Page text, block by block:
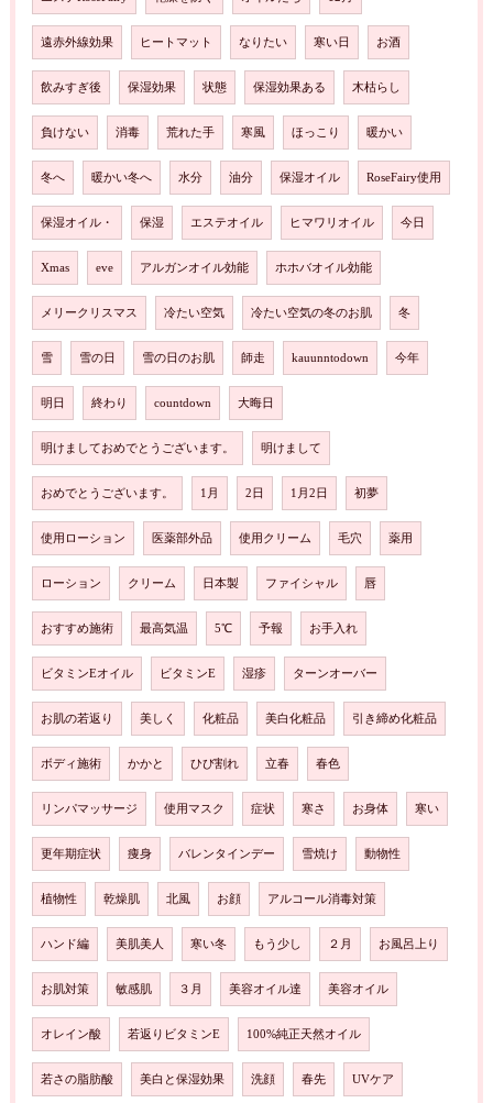
遠赤外線効果 ヒートマット なりたい 寒い日 お酒
飲みすぎ後 保湿効果 状態 保湿効果ある 木枯らし
負けない 消毒 荒れた手 寒風 ほっこり 暖かい
冬へ 暖かい冬へ 水分 油分 保湿オイル RoseFairy使用
保湿オイル・ 保湿 エステオイル ヒマワリオイル 今日
Xmas eve アルガンオイル効能 ホホバオイル効能
メリークリスマス 冷たい空気 冷たい空気の冬のお肌 冬
雪 雪の日 雪の日のお肌 師走 kauunntodown 今年
明日 終わり countdown 大晦日
明けましておめでとうございます。 明けまして
おめでとうございます。 1月 2日 1月2日 初夢
使用ローション 医薬部外品 使用クリーム 毛穴 薬用
ローション クリーム 日本製 ファイシャル 唇
おすすめ施術 最高気温 5℃ 予報 お手入れ
ビタミンEオイル ビタミンE 湿疹 ターンオーバー
お肌の若返り 美しく 化粧品 美白化粧品 引き締め化粧品
ボディ施術 かかと ひび割れ 立春 春色
リンパマッサージ 使用マスク 症状 寒さ お身体 寒い
更年期症状 痩身 バレンタインデー 雪焼け 動物性
植物性 乾燥肌 北風 お顔 アルコール消毒対策
ハンド編 美肌美人 寒い冬 もう少し ２月 お風呂上り
お肌対策 敏感肌 ３月 美容オイル達 美容オイル
オレイン酸 若返りビタミンE 100%純正天然オイル
若さの脂肪酸 美白と保湿効果 洗顔 春先 UVケア